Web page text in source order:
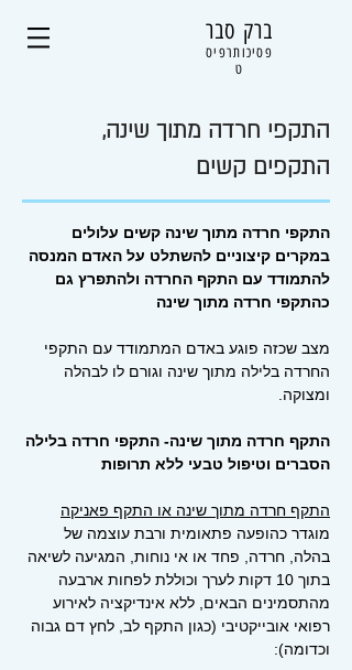
ברק סבר
פסיכותרפיס
ט
התקפי חרדה מתוך שינה,
התקפים קשים
התקפי חרדה מתוך שינה קשים עלולים
במקרים קיצוניים להשתלט על האדם המנסה
להתמודד עם התקף החרדה ולהתפרץ גם
כהתקפי חרדה מתוך שינה
מצב שכזה פוגע באדם המתמודד עם התקפי
החרדה בלילה מתוך שינה וגורם לו לבהלה
ומצוקה.
התקף חרדה מתוך שינה- התקפי חרדה בלילה
הסברים וטיפול טבעי ללא תרופות
התקף חרדה מתוך שינה או התקף פאניקה
מוגדר כהופעה פתאומית ורבת עוצמה של
בהלה, חרדה, פחד או אי נוחות, המגיעה לשיאה
בתוך 10 דקות לערך וכוללת לפחות ארבעה
מהתסמינים הבאים, ללא אינדיקציה לאירוע
רפואי אובייקטיבי (כגון התקף לב, לחץ דם גבוה
וכדומה):